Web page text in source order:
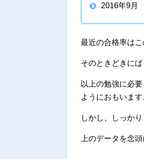
2016年9
最近の合格率はこ
そのときどきに
以上の勉強に必
ようにおもいます
しかし、しっか
上のデータを念